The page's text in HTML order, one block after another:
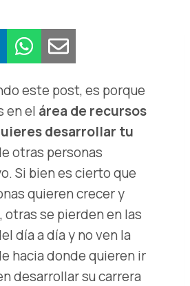
este post, es porque
en el área de recursos
desarrollar tu
otras personas
Si bien es cierto que
quieren crecer y
otras se pierden en las
día a día y no ven la
hacia donde quieren ir
desarrollar su carrera